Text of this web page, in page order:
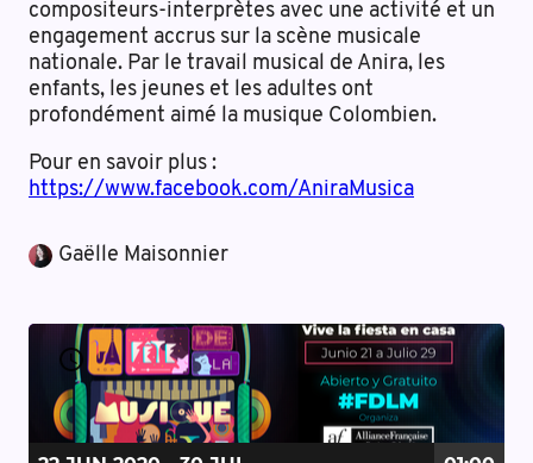
compositeurs-interprètes avec une activité et un
engagement accrus sur la scène musicale
nationale. Par le travail musical de Anira, les
enfants, les jeunes et les adultes ont
profondément aimé la musique Colombien.
Pour en savoir plus :
https://www.facebook.com/AniraMusica
Gaëlle Maisonnier